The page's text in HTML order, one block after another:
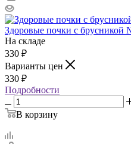
Здоровые почки с
На складе
330 ₽
Варианты цен
330 ₽
Подробности
В корзину